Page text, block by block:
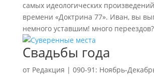
самых идеологических
времени «Доктрина 77». Иван, вы
немного уставшим! много
Свадьбы года
от Редакция | 090-91: Ноябрь-